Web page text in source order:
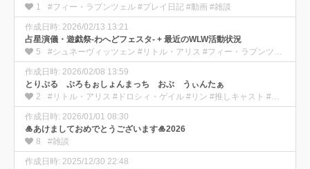
1
#フィー・ラプンツェル #プレイ日記 #動画 #雑談
作成日時: 2026/02/13 13:21
占星演儀・遊戯祭-わへどフェスタ- + 最近のWLW活動状況
5
#シュネーヴィッツェン #リトル・アリス #フィー・ラプンツェル #推しキャスト #プレイ日記 #動画 #雑談
作成日時: 2026/02/08 13:59
とりぷる ぷろもぉしょんまっち おぶ うぃんたぁ
2
#リトル・アリス #ドロシィ・ゲイル #リン #推しキャスト #プレイ日記 #動画
作成日時: 2026/01/01 08:30
🎍あけましておめでとうございます🎍2026
8
#雑談
作成日時: 2025/12/30 22:48